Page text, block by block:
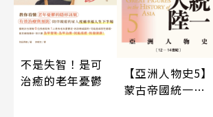
不是失智！是可
治癒的老年憂鬱
【亞洲人物史5】
蒙古帝國統一歐